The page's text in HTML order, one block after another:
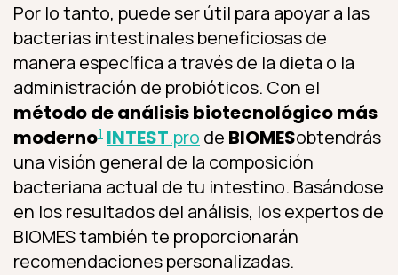
Por lo tanto, puede ser útil para apoyar a las
bacterias intestinales beneficiosas de
manera específica a través de la dieta o la
administración de probióticos. Con el
método de análisis biotecnológico más
moderno1 INTEST.pro de BIOMESobtendrás
una visión general de la composición
bacteriana actual de tu intestino. Basándose
en los resultados del análisis, los expertos de
BIOMES también te proporcionarán
recomendaciones personalizadas.